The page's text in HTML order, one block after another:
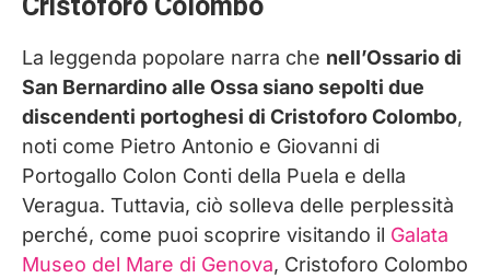
La leggenda popolare narra che nell’Ossario di
San Bernardino alle Ossa siano sepolti due
discendenti portoghesi di Cristoforo Colombo,
noti come Pietro Antonio e Giovanni di
Portogallo Colon Conti della Puela e della
Veragua. Tuttavia, ciò solleva delle perplessità
perché, come puoi scoprire visitando il Galata
Museo del Mare di Genova, Cristoforo Colombo